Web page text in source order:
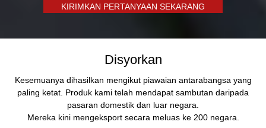
KIRIMKAN PERTANYAAN SEKARANG
Disyorkan
Kesemuanya dihasilkan mengikut piawaian antarabangsa yang
paling ketat. Produk kami telah mendapat sambutan daripada
pasaran domestik dan luar negara.
Mereka kini mengeksport secara meluas ke 200 negara.